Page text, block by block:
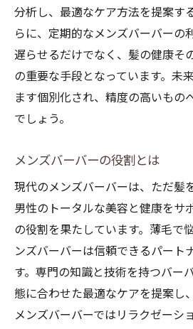
分析し、最適なケア方法を提案す
らに、定期的なメンズバーバーの
遅らせるだけでなく、髪の健康そ
の重要な手段となっています。未
ます個別化され、精度の高いもの
でしょう。
メンズバーバーの役割とは
現代のメンズバーバーは、ただ髪
男性のトータルな美容と健康をサ
の役割を果たしています。薄毛で
ンズバーバーは信頼できるパート
す。専門の知識と技術を持つバー
態に合わせた最適なケアを提案し
メンズバーバーではリラクゼーシ